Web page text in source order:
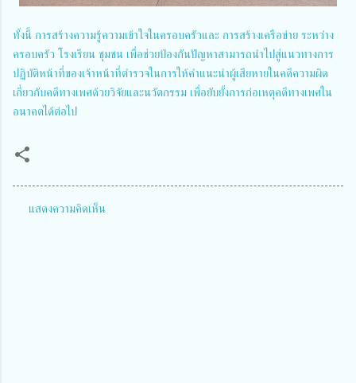
ทั้งนี้ การสร้างความรู้ความเข้าใจในครอบครัวและ การสร้างเครือข่าย ระหว่าง
ครอบครัว โรงเรียน ชุมชน เพื่อช่วยป้องกันปัญหาสามารถนำไปสู่แนวทางการ
ปฏิบัติหน้าที่ของเจ้าหน้าที่ตำรวจในการให้คำแนะนำผู้เสียหายในคดีความผิด
เกี่ยวกับคดีทางเพศด้วยวิจัยและนวัตกรรม เพื่อยับยั้งการก่อเหตุคดีทางเพศใน
อนาคตได้ต่อไป
แสดงความคิดเห็น